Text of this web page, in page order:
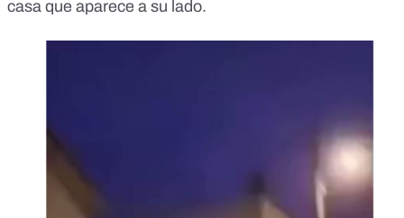
casa que aparece a su lado.